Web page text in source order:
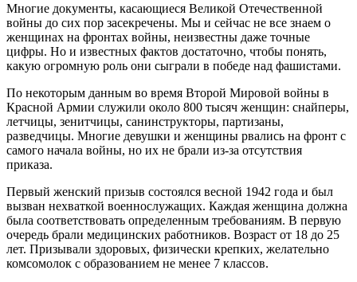
Многие документы, касающиеся Великой Отечественной
войны до сих пор засекречены. Мы и сейчас не все знаем о
женщинах на фронтах войны, неизвестны даже точные
цифры. Но и известных фактов достаточно, чтобы понять,
какую огромную роль они сыграли в победе над фашистами.
По некоторым данным во время Второй Мировой войны в
Красной Армии служили около 800 тысяч женщин: снайперы,
летчицы, зенитчицы, санинструкторы, партизаны,
разведчицы. Многие девушки и женщины рвались на фронт с
самого начала войны, но их не брали из-за отсутствия
приказа.
Первый женский призыв состоялся весной 1942 года и был
вызван нехваткой военнослужащих. Каждая женщина должна
была соответствовать определенным требованиям. В первую
очередь брали медицинских работников. Возраст от 18 до 25
лет. Призывали здоровых, физически крепких, желательно
комсомолок с образованием не менее 7 классов.